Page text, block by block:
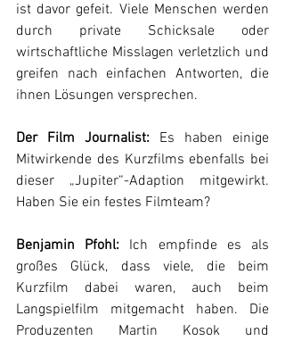
ist davor gefeit. Viele Menschen werden
durch private Schicksale oder
wirtschaftliche Misslagen verletzlich und
greifen nach einfachen Antworten, die
ihnen Lösungen versprechen.
Der Film Journalist: Es haben einige
Mitwirkende des Kurzfilms ebenfalls bei
dieser „Jupiter“-Adaption mitgewirkt.
Haben Sie ein festes Filmteam?
Benjamin Pfohl: Ich empfinde es als
großes Glück, dass viele, die beim
Kurzfilm dabei waren, auch beim
Langspielfilm mitgemacht haben. Die
Produzenten Martin Kosok und